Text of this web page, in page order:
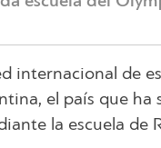
internacional de
el país que ha
la escuela de